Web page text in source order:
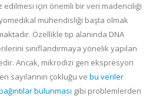
edilmesi için önemli bir veri madenciliği
mühendisliği başta olmak
Özellikle tıp alanında DNA
sınıflandırmaya yönelik yapılan
Ancak, mikrodizi gen ekspresyon
sayılarının çokluğu ve bu veriler
bulunması gibi problemlerden